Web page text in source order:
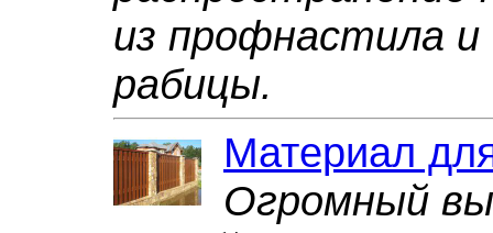
из профнастила
рабицы.
Материал
Огромный